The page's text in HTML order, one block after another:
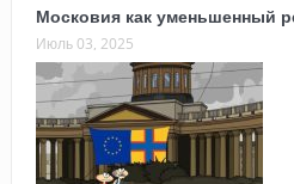
Московия как уменьшенный
Июль 03, 2025